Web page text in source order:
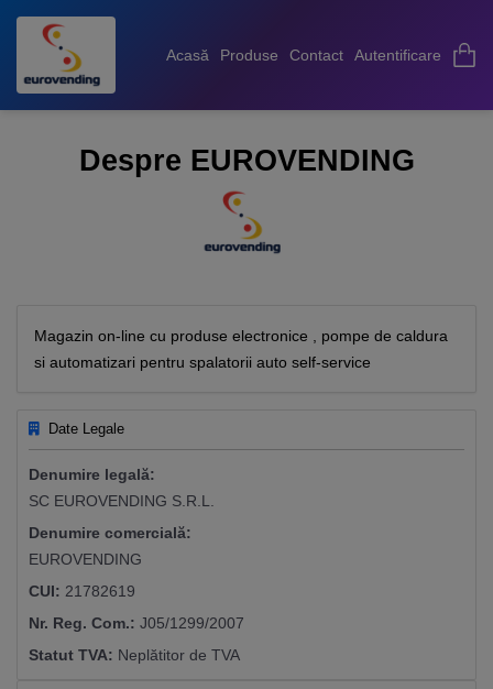
Acasă Produse Contact Autentificare
Despre EUROVENDING
Magazin on-line cu produse electronice , pompe de caldura
si automatizari pentru spalatorii auto self-service
Date Legale
Denumire legală:
SC EUROVENDING S.R.L.
Denumire comercială:
EUROVENDING
CUI: 21782619
Nr. Reg. Com.: J05/1299/2007
Statut TVA: Neplătitor de TVA